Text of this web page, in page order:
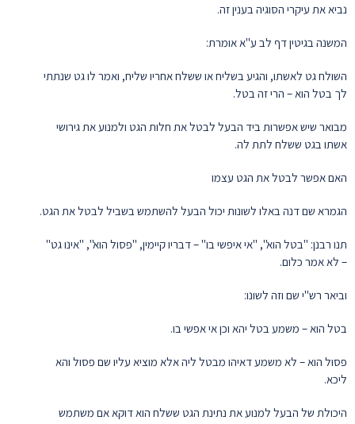
נביא את עיקרי הסוגיה בענין זה.
המשנה בגיטין דף לב ע"א אומרת:
השולח גט לאשתו, והגיע בשליח או ששלח אחריו שליח, ואמר לו גט שנתתי
לך בטל הוא – הרי זה בטל.
מבואר שיש אפשרות ביד הבעל לבטל את חלות הגט ולמנוע את גירושי
אשתו בגט ששלח לתת לה.
האם אפשר לבטל את הגט עצמו
הגמרא שם דנה באלו לשונות יכול הבעל להשתמש בשביל לבטל את הגט.
תנו רבנן: "בטל הוא", "אי איפשי בו" – דבריו קיימין, "פסול הוא", "אינו גט"
– לא אמר כלום.
וביאר רש"י שם וזה לשונו:
בטל הוא – משמע בטל יהא וכן אי אפשי בו.
פסול הוא – לא משמע דאיהו מבטל ליה אלא מוציא עליו שם פסול והא
ליכא.
היכולת של הבעל למנוע את נתינת הגט ששלח הוא דוקא אם משתמש